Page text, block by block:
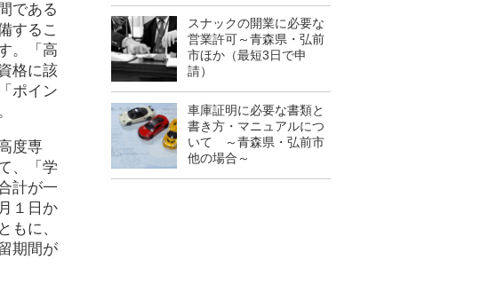
である
するこ
。「高
格に該
ポイン
度専
、「学
計が一
１日か
もに、
期間が
スナックの開業に必要な
営業許可～青森県・弘前
市ほか（最短3日で申
請）
車庫証明に必要な書類と
書き方・マニュアルにつ
いて ～青森県・弘前市
他の場合～